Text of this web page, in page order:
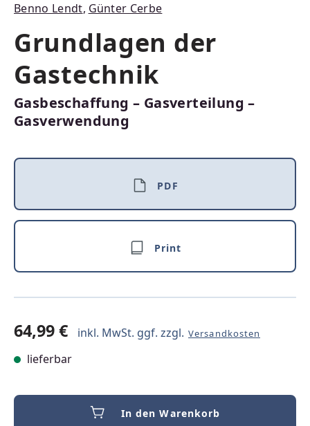
Benno Lendt, Günter Cerbe
Grundlagen der
Gastechnik
Gasbeschaffung – Gasverteilung –
Gasverwendung
PDF
Print
64,99 € inkl. MwSt. ggf. zzgl. Versandkosten
lieferbar
In den Warenkorb